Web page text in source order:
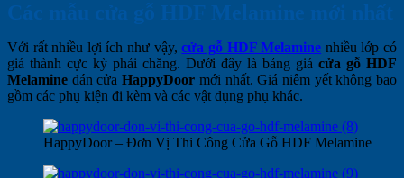
Các mẫu cửa gỗ HDF Melamine mới nhất
Với rất nhiều lợi ích như vậy,cửa gỗ HDF Melamine nhiều lớp có
giá thành cực kỳ phải chăng. Dưới đây là bảng giá cửa gỗ HDF
Melamine dán cửaHappyDoor mới nhất. Giá niêm yết không bao
gồm các phụ kiện đi kèm và các vật dụng phụ khác.
HappyDoor – Đơn Vị Thi Công Cửa Gỗ HDF Melamine